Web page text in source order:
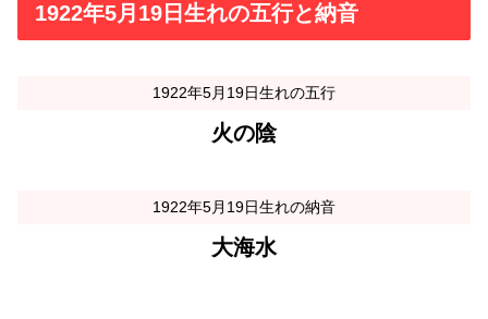
1922年5月19日生れの五行と納音
1922年5月19日生れの五行
火の陰
1922年5月19日生れの納音
大海水